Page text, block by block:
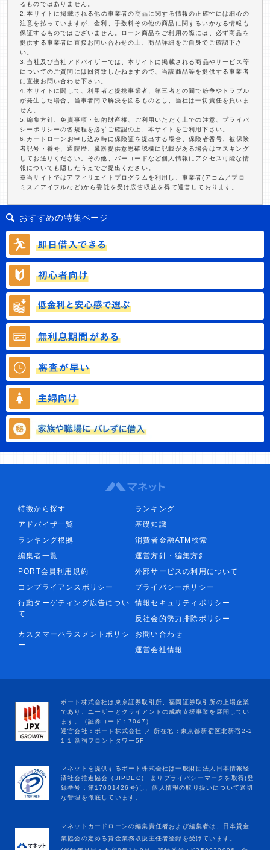
るものではありません。
2.本サイトに掲載される他の事業者の商品に関する情報の正確性には細心の
注意を払っていますが、金利、手数料その他の商品に関するいかなる情報も
保証するものではございません。ローン商品をご利用の際には、必ず商品を
提供する事業者に直接お問い合わせの上、商品詳細をご自身でご確認下さ
い。
3.当社及び当社アドバイザーでは、本サイトに掲載される商品やサービス等
についてのご質問には回答致しかねますので、当該商品等を提供する事業者
に直接お問い合わせ下さい。
4.本サイトに関して、利用者と提携事業者、第三者との間で紛争やトラブル
が発生した場合、当事者間で解決を図るものとし、当社は一切責任を負いま
せん。
5.編集方針、免責事項・知的財産権、ご利用いただく上での注意、プライバ
シーポリシーの各規程を必ずご確認の上、本サイトをご利用下さい。
6.カードローンお申し込み時に保険証を提出する場合、保険者番号、被保険
者記号・番号、通院歴、臓器提供意思確認欄に記載がある場合はマスキング
してお送りください。その他、バーコードなど個人情報にアクセス可能な情
報についても隠したうえでご提出ください。
※当サイトではアフィリエイトプログラムを利用し、事業者(アコム／プロ
ミス／アイフルなど)から委託を受け広告収益を得て運営しております。
おすすめの特集ページ
特徴から探す
ランキング
アドバイザ一覧
基礎知識
ランキング根拠
消費者金融ATM検索
編集者一覧
運営方針・編集方針
PORT会員利用規約
外部サービスの利用について
コンプライアンスポリシー
プライバシーポリシー
行動ターゲティング広告につい
て
情報セキュリティポリシー
反社会的勢力排除ポリシー
カスタマーハラスメントポリシ
ー
お問い合わせ
運営会社情報
マネットカードローンの編集責任者および編集者は、日本貸金
業協会の定める貸金業務取扱主任者登録を受けています。